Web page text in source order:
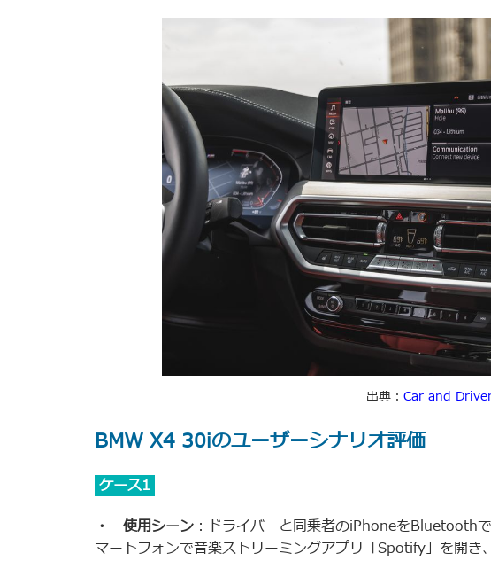
出典：Car and
BMW X4 30iのユーザーシナリオ評価
ケース1
・ 使用シーン ：ドライバーと同乗者のiPhoneをBluetooth
マートフォンで音楽ストリーミングアプリ「Spotify」を開き